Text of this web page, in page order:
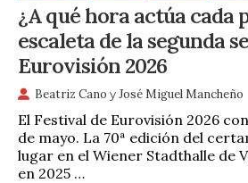
¿A qué hora actúa cada
escaleta de la segunda
Eurovisión 2026
Beatriz Cano yJosé Miguel Mancheño
El Festival de Eurovisión 2026
de mayo. La 70ª edición del
lugar en el Wiener Stadthalle de
en 2025 …